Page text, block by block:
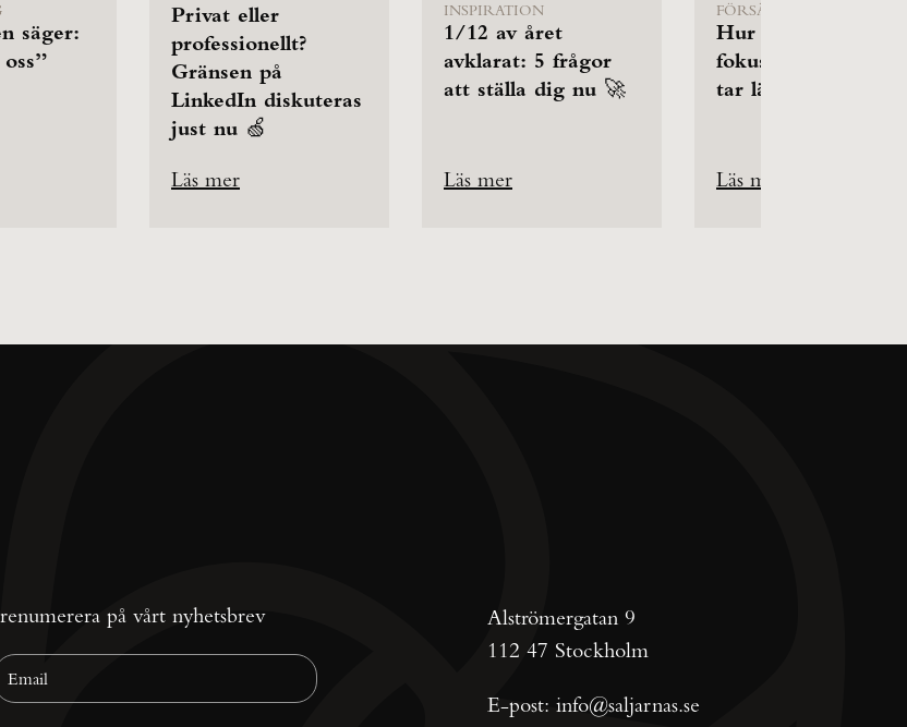
säger:
Privat eller
professionellt?
Gränsen på
LinkedIn diskuteras
just nu 🍏
Läs mer
INSPIRATION
1/12 av året
avklarat: 5 frågor
att ställa dig nu 🚀
Läs mer
FÖRSÄLJNING
Hur behåller du
fokus när affärerna
tar längre tid?
Läs mer
på vårt nyhetsbrev
Alströmergatan 9
112 47 Stockholm
E-post: info@saljarnas.se